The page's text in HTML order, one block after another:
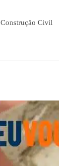
Construção Civil